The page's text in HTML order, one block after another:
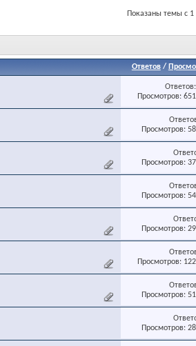
Показаны темы с 1
Ответов/
Просмотров:
Просмотров:
Просмотров:
Просмотров:
Просмотров:
Просмотров:
Просмотров:
Просмотров: